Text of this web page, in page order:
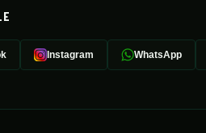
Instagram WhatsApp